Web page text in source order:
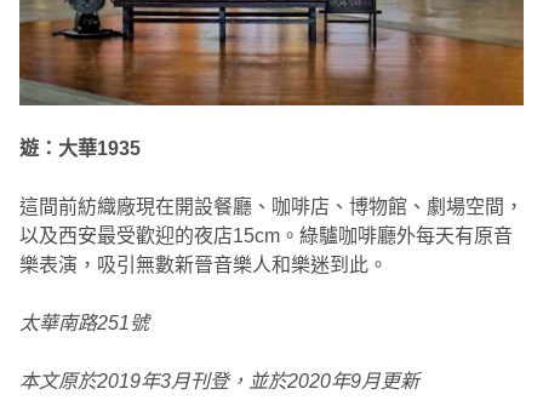
遊：大華1935
這間前紡織廠現在開設餐廳、咖啡店、博物館、劇場空間，
以及西安最受歡迎的夜店15cm。綠驢咖啡廳外每天有原音
樂表演，吸引無數新晉音樂人和樂迷到此。
太華南路251號
本文原於2019年3月刊登，並於2020年9月更新